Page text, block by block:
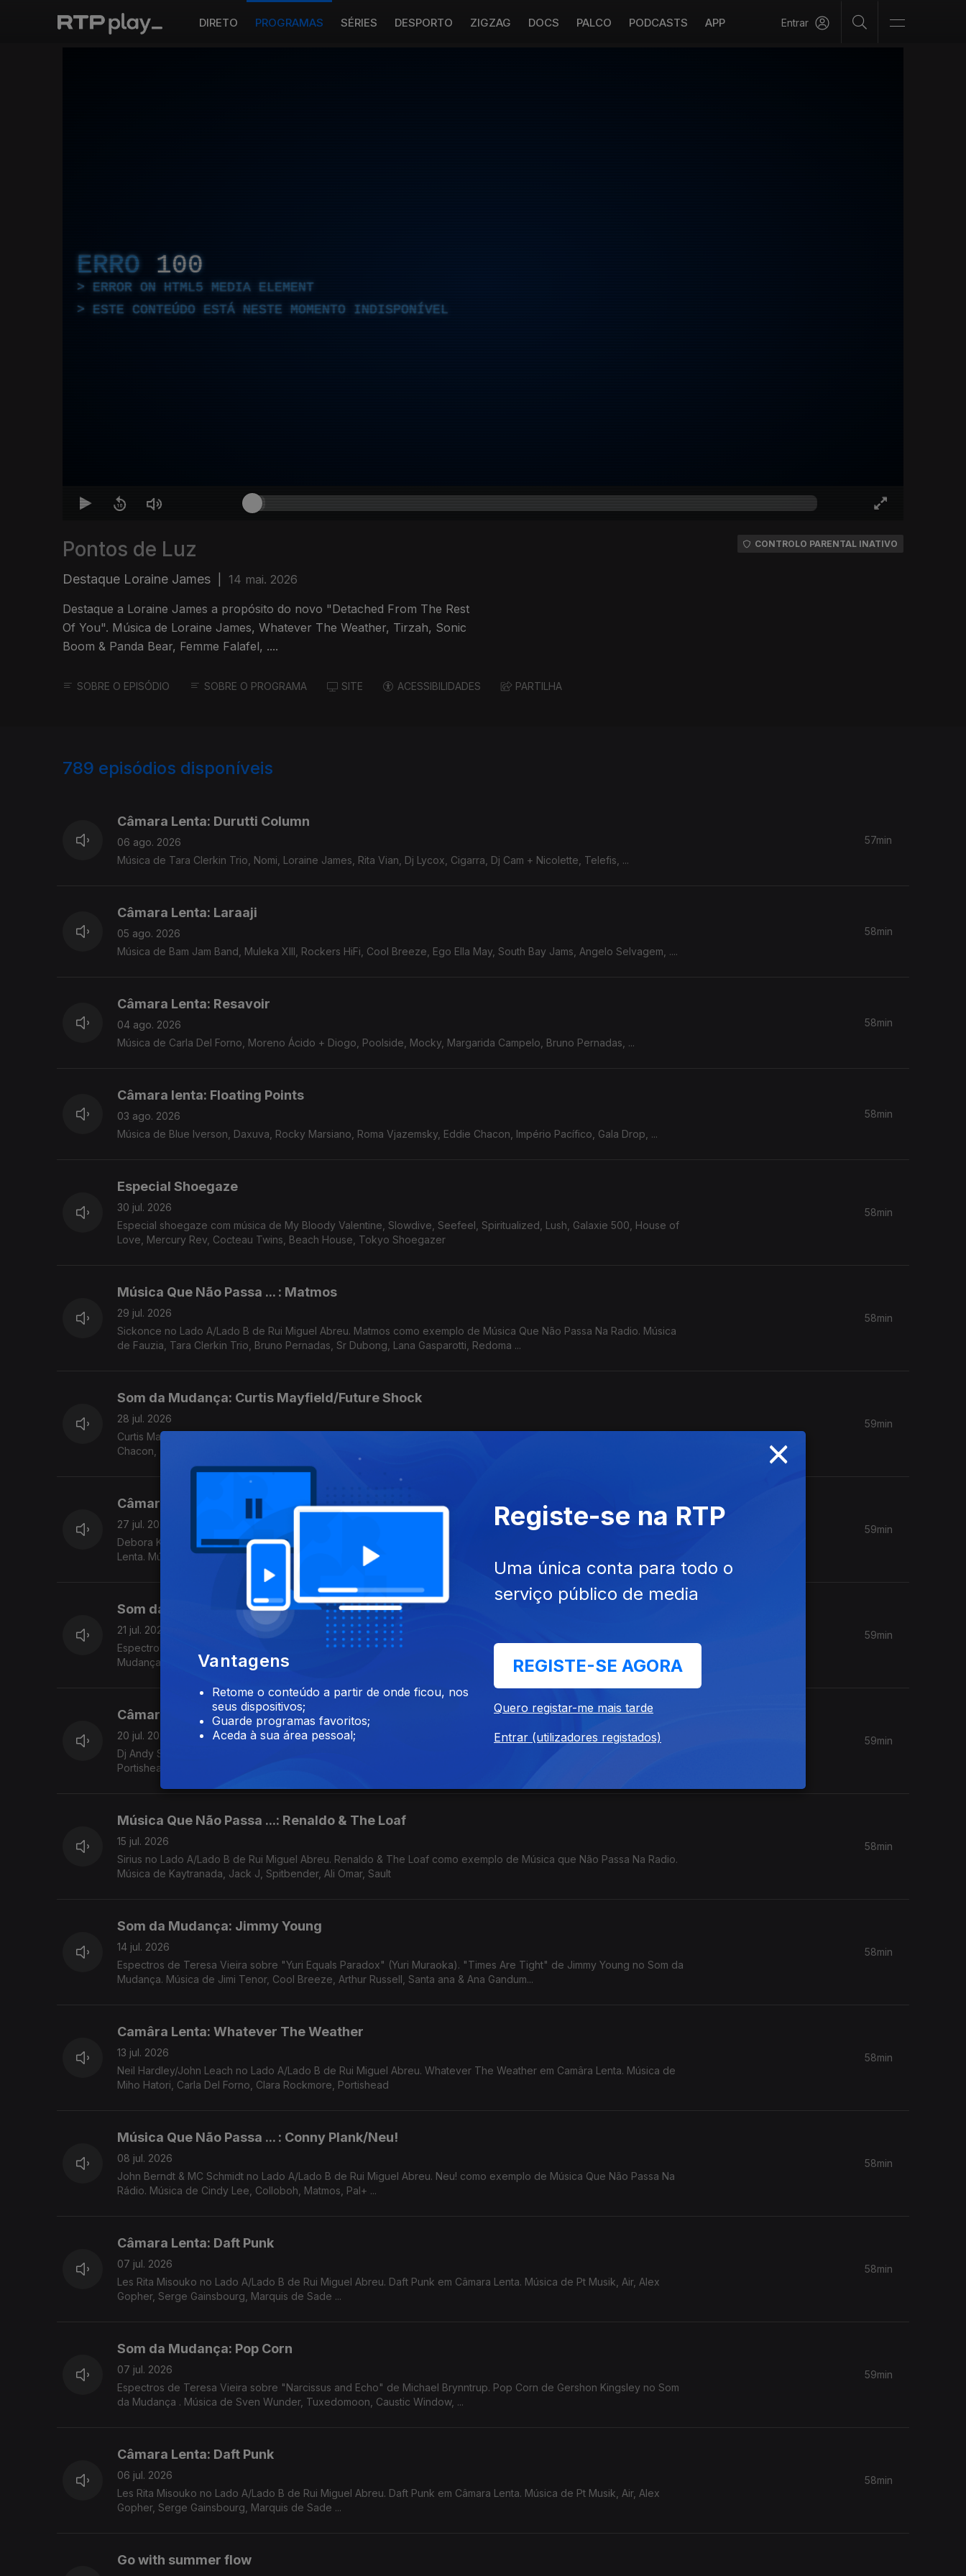
DIRETO PROGRAMAS SÉRIES DESPORTO ZIGZAG DOCS PALCO PODCASTS APP Entrar
ERRO 100
ERROR ON HTML5 MEDIA ELEMENT
ESTE CONTEÚDO ESTÁ NESTE MOMENTO INDISPONÍVEL
Pontos de Luz
Destaque Loraine James 14 mai. 2026
Destaque a Loraine James a propósito do novo "Detached From The Rest
Of You". Música de Loraine James, Whatever The Weather, Tirzah, Sonic
Boom & Panda Bear, Femme Falafel, ....
CONTROLO PARENTAL INATIVO
SOBRE O EPISÓDIO SOBRE O PROGRAMA SITE ACESSIBILIDADES PARTILHA
789 episódios disponíveis
Câmara Lenta: Durutti Column
06 ago. 2026
Música de Tara Clerkin Trio, Nomi, Loraine James, Rita Vian, Dj Lycox, Cigarra, Dj Cam + Nicolette, Telefis, ...
57min
Câmara Lenta: Laraaji
05 ago. 2026
Música de Bam Jam Band, Muleka XIII, Rockers HiFi, Cool Breeze, Ego Ella May, South Bay Jams, Angelo Selvagem, ....
58min
Câmara Lenta: Resavoir
04 ago. 2026
Música de Carla Del Forno, Moreno Ácido + Diogo, Poolside, Mocky, Margarida Campelo, Bruno Pernadas, ...
58min
Câmara lenta: Floating Points
03 ago. 2026
Música de Blue Iverson, Daxuva, Rocky Marsiano, Roma Vjazemsky, Eddie Chacon, Império Pacífico, Gala Drop, ...
58min
Especial Shoegaze
30 jul. 2026
Especial shoegaze com música de My Bloody Valentine, Slowdive, Seefeel, Spiritualized, Lush, Galaxie 500, House of
Love, Mercury Rev, Cocteau Twins, Beach House, Tokyo Shoegazer
58min
Música Que Não Passa ... : Matmos
29 jul. 2026
Sickonce no Lado A/Lado B de Rui Miguel Abreu. Matmos como exemplo de Música Que Não Passa Na Radio. Música
de Fauzia, Tara Clerkin Trio, Bruno Pernadas, Sr Dubong, Lana Gasparotti, Redoma ...
58min
Som da Mudança: Curtis Mayfield/Future Shock
28 jul. 2026
Curtis Mayfield no Som da Mudança. Música de Local Artist, Sade, Break SL, Gaztween, John Carroll Kirby, Eddie
Chacon, Terry Callier, ...
59min
Câmara Lenta: Bark Psychosis
27 jul. 2026
Debora King no Lado A /Lado B de Rui Miguel Abreu a propósito do livro "Rimas e Batidas". Bark Psychosis em Câmara
Lenta. Música de Nomi, Jill Scott, Samalandra, ...
59min
Som da Mudança: Anohni
21 jul. 2026
Espectros de Teresa vieira sobre "Dark Knot at the Center" no Festival Curtas de Vila do Conde. Anohni no Som da
Mudança. Música de Carla Del Forno, Mirror People, Nuno Canavarro, Ursula Rucker, Hercules and Love Affair
59min
Câmara Lenta: Dj Shadow
20 jul. 2026
Dj Andy Smith no Lado A/Lado B de Rui Miguel Abreu. In/Flux de Dj Shadow em Câmara Lenta. Música de Fauzia, Keiyaa,
Portishead, Tricky, James K, Zaliva D
59min
Música Que Não Passa ...: Renaldo & The Loaf
15 jul. 2026
Sirius no Lado A/Lado B de Rui Miguel Abreu. Renaldo & The Loaf como exemplo de Música que Não Passa Na Radio.
Música de Kaytranada, Jack J, Spitbender, Ali Omar, Sault
58min
Som da Mudança: Jimmy Young
14 jul. 2026
Espectros de Teresa Vieira sobre "Yuri Equals Paradox" (Yuri Muraoka). "Times Are Tight" de Jimmy Young no Som da
Mudança. Música de Jimi Tenor, Cool Breeze, Arthur Russell, Santa ana & Ana Gandum...
58min
Camâra Lenta: Whatever The Weather
13 jul. 2026
Neil Hardley/John Leach no Lado A/Lado B de Rui Miguel Abreu. Whatever The Weather em Camâra Lenta. Música de
Miho Hatori, Carla Del Forno, Clara Rockmore, Portishead
58min
Música Que Não Passa ... : Conny Plank/Neu!
08 jul. 2026
John Berndt & MC Schmidt no Lado A/Lado B de Rui Miguel Abreu. Neu! como exemplo de Música Que Não Passa Na
Rádio. Música de Cindy Lee, Colloboh, Matmos, Pal+ ...
58min
Câmara Lenta: Daft Punk
07 jul. 2026
Les Rita Misouko no Lado A/Lado B de Rui Miguel Abreu. Daft Punk em Câmara Lenta. Música de Pt Musik, Air, Alex
Gopher, Serge Gainsbourg, Marquis de Sade ...
58min
Som da Mudança: Pop Corn
07 jul. 2026
Espectros de Teresa Vieira sobre "Narcissus and Echo" de Michael Brynntrup. Pop Corn de Gershon Kingsley no Som
da Mudança . Música de Sven Wunder, Tuxedomoon, Caustic Window, ...
59min
Câmara Lenta: Daft Punk
06 jul. 2026
Les Rita Misouko no Lado A/Lado B de Rui Miguel Abreu. Daft Punk em Câmara Lenta. Música de Pt Musik, Air, Alex
Gopher, Serge Gainsbourg, Marquis de Sade ...
58min
Go with summer flow
×
Vantagens
Retome o conteúdo a partir de onde ficou, nos
seus dispositivos;
Guarde programas favoritos;
Aceda à sua área pessoal;
Registe-se na RTP
Uma única conta para todo o
serviço público de media
REGISTE-SE AGORA
Quero registar-me mais tarde
Entrar (utilizadores registados)